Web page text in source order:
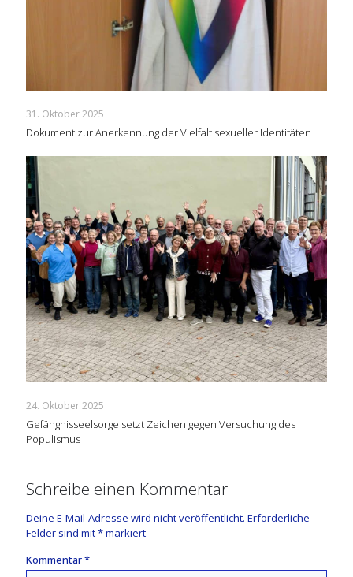
31. Oktober 2025
Dokument zur Anerkennung der Vielfalt sexueller Identitäten
24. Oktober 2025
Gefängnisseelsorge setzt Zeichen gegen Versuchung des
Populismus
Schreibe einen Kommentar
Deine E-Mail-Adresse wird nicht veröffentlicht. Erforderliche
Felder sind mit*markiert
Kommentar*